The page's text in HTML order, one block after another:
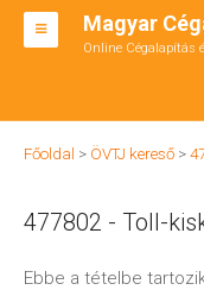
Magyar
Online Cégalapítás
BT ALAPÍTÁS
CÉGMÓDOSÍTÁS
ÁTALAKULÁS
Főoldal > ÖVTJ kereső >
477802 - Toll-
Ebbe a tételbe